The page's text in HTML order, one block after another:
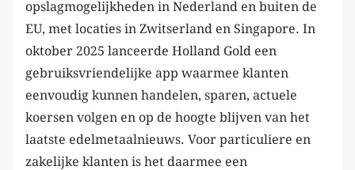
opslagmogelijkheden in Nederland en buiten de
EU, met locaties in Zwitserland en Singapore. In
oktober 2025 lanceerde Holland Gold een
gebruiksvriendelijke app waarmee klanten
eenvoudig kunnen handelen, sparen, actuele
koersen volgen en op de hoogte blijven van het
laatste edelmetaalnieuws. Voor particuliere en
zakelijke klanten is het daarmee een